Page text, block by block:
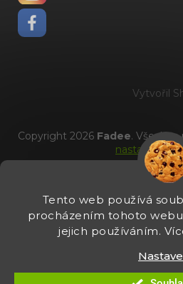
Tento web používá
procházením tohoto
jejich používáním.
Vytvořil
Copyright 2026 Fadee. Všechna
nastavení